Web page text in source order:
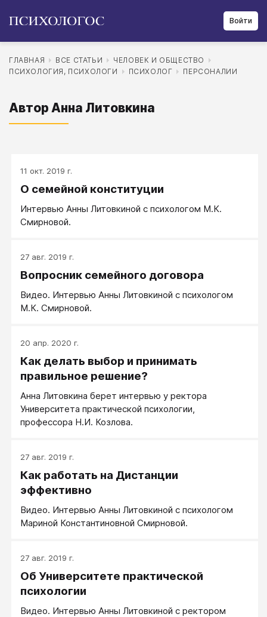
Войти
ГЛАВНАЯ ВСЕ СТАТЬИ
ЧЕЛОВЕК И ОБЩЕСТВО
ПСИХОЛОГИЯ, ПСИХОЛОГИ
ПСИХОЛОГ ПЕРСОНАЛИИ
Автор Анна Литовкина
11 окт. 2019 г.
O семейной конституции
Интервью Анны Литовкиной с психологом М.К.
Смирновой.
27 авг. 2019 г.
Вопросник семейного договора
Видео. Интервью Анны Литовкиной с психологом
М.К. Смирновой.
20 апр. 2020 г.
Как делать выбор и принимать
правильное решение?
Анна Литовкина берет интервью у ректора
Университета практической психологии,
профессора Н.И. Козлова.
27 авг. 2019 г.
Как работать на Дистанции
эффективно
Видео. Интервью Анны Литовкиной с психологом
Мариной Константиновной Смирновой.
27 авг. 2019 г.
Об Университете практической
психологии
Видео. Интервью Анны Литовкиной с ректором